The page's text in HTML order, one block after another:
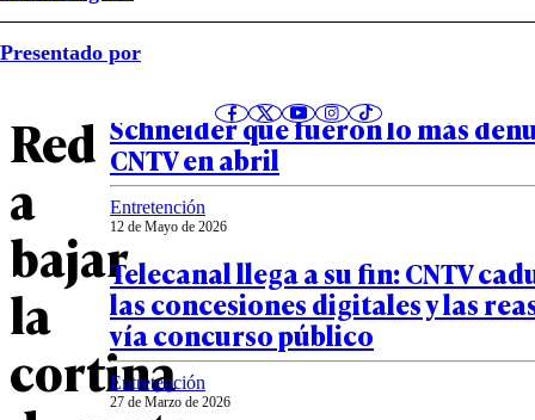
Presentado por
a
La
Red
a
bajar
la
cortina
14 de Mayo de 2026
Las frases de Paty Maldonado
Schneider que fueron lo más
CNTV en abril
Entretención
12 de Mayo de 2026
Telecanal llega a su fin: CNTV
las concesiones digitales y las
vía concurso público
Entretención
27 de Marzo de 2026